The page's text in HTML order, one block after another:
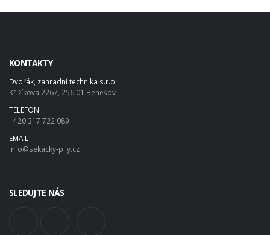
KONTAKTY
Dvořák, zahradní technika s.r.o.
Křižíkova 2267, 256 01 Benešov
TELEFON
+420 317 722 089
EMAIL
info@sekacky-pily.cz
SLEDUJTE NÁS